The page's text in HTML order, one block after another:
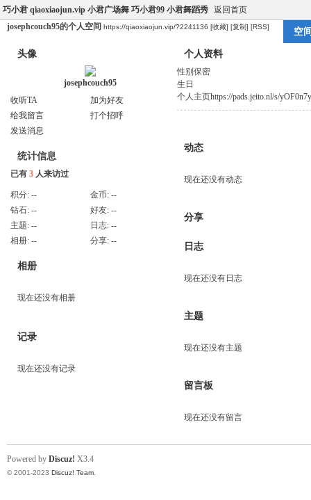
巧小君 qiaoxiaojun.vip 小君广场舞 巧小君99 小君舞蹈秀 返回首页
josephcouch95的个人空间 https://qiaoxiaojun.vip/?2241136 [收藏] [复制] [RSS] 空
头像
josephcouch95
收听TA
加为好友
给我留言
打个招呼
发送消息
统计信息
已有 3 人来访过
积分: -- 金币: --
钻石: -- 好友: --
主题: -- 日志: --
相册: -- 分享: --
相册
现在还没有相册
记录
现在还没有记录
个人资料
性别 保密
生日
个人主页https://pads.jeito.nl/s/
动态
现在还没有动态
分享
日志
现在还没有日志
主题
现在还没有主题
留言板
现在还没有留言
Powered by Discuz! X3.4
© 2001-2023 Discuz! Team